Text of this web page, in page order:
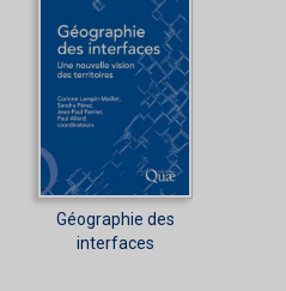
Géographie des
interfaces